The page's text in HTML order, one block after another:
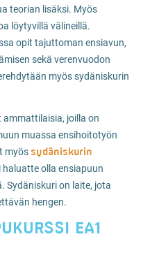
teorian lisäksi. Myös
löytyvillä välineillä.
opit tajuttoman ensiavun,
sekä verenvuodon
myös sydäniskurin
joilla on
muassa ensihoitotyön
myössydäniskurin
olla ensiapuun
Sydäniskuri on laite, jota
hengen.
EA1